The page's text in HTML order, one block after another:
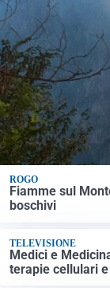
ROGO
Fiamme sul
boschivi
TELEVISIONE
Medici e
terapie cellulari